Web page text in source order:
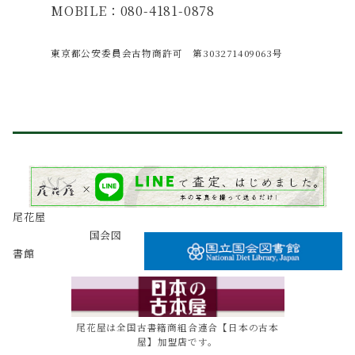
MOBILE：080-4181-0878
東京都公安委員会古物商許可 第303271409063号
尾花屋
国会図
書館
尾花屋は全国古書籍商組合連合【日本の古本
屋】加盟店です。